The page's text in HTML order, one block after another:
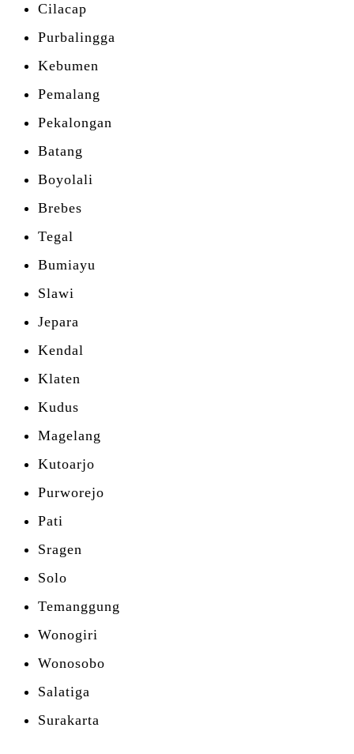
Cilacap
Purbalingga
Kebumen
Pemalang
Pekalongan
Batang
Boyolali
Brebes
Tegal
Bumiayu
Slawi
Jepara
Kendal
Klaten
Kudus
Magelang
Kutoarjo
Purworejo
Pati
Sragen
Solo
Temanggung
Wonogiri
Wonosobo
Salatiga
Surakarta